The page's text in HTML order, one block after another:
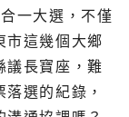
一大選，不僅
市這幾個大鄉
議長寶座，難
選的紀錄，